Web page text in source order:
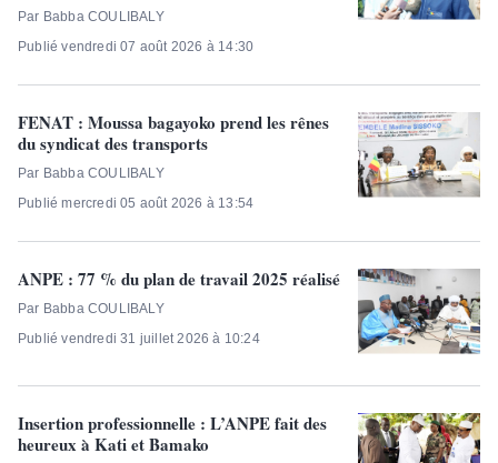
Par Babba COULIBALY
Publié vendredi 07 août 2026 à 14:30
FENAT : Moussa bagayoko prend les rênes
du syndicat des transports
Par Babba COULIBALY
Publié mercredi 05 août 2026 à 13:54
ANPE : 77 % du plan de travail 2025 réalisé
Par Babba COULIBALY
Publié vendredi 31 juillet 2026 à 10:24
Insertion professionnelle : L’ANPE fait des
heureux à Kati et Bamako